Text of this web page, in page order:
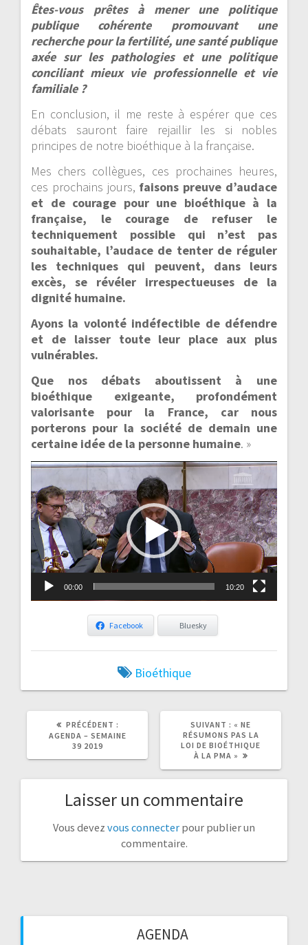
Êtes-vous prêtes à mener une politique
publique cohérente promouvant une
recherche pour la fertilité, une santé publique
axée sur les pathologies et une politique
conciliant mieux vie professionnelle et vie
familiale ?
En conclusion, il me reste à espérer que ces
débats sauront faire rejaillir les si nobles
principes de notre bioéthique à la française.
Mes chers collègues, ces prochaines heures,
ces prochains jours, faisons preuve d’audace
et de courage pour une bioéthique à la
française, le courage de refuser le
techniquement possible qui n’est pas
souhaitable, l’audace de tenter de réguler
les techniques qui peuvent, dans leurs
excès, se révéler irrespectueuses de la
dignité humaine.
Ayons la volonté indéfectible de défendre
et de laisser toute leur place aux plus
vulnérables.
Que nos débats aboutissent à une
bioéthique exigeante, profondément
valorisante pour la France, car nous
porterons pour la société de demain une
certaine idée de la personne humaine. »
Lecteur
vidéo
00:00 10:20
Facebook Bluesky
Bioéthique
PRÉCÉDENT :
ARTICLE
PRÉCÉDENT
AGENDA – SEMAINE
39 2019
SUIVANT :
ARTICLE
« NE
RÉSUMONS PAS LA
LOI DE BIOÉTHIQUE
À LA PMA »
Laisser un commentaire
Vous devez vous connecter pour publier un
commentaire.
AGENDA